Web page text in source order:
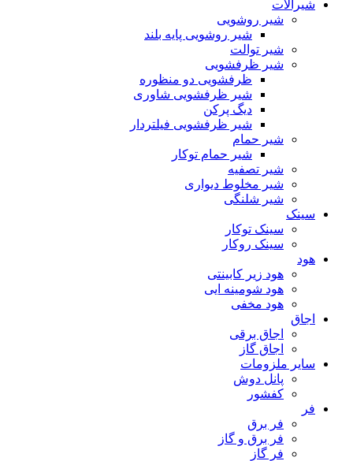
شیرآلات
شیر روشویی
شیر روشویی پایه بلند
شیر توالت
شیر ظرفشویی
ظرفشویی دو منظوره
شیر ظرفشویی شاوری
دیگ پرکن
شیر ظرفشویی فیلتردار
شیر حمام
شیر حمام توکار
شیر تصفیه
شیر مخلوط دیواری
شیر شلنگی
سینک
سینک توکار
سینک روکار
هود
هود زیر كابینتی
هود شومینه ایی
هود مخفى
اجاق
اجاق برقى
اجاق گاز
سایر ملزومات
پانل دوش
کفشور
فر
فر برق
فر برق و گاز
فر گاز